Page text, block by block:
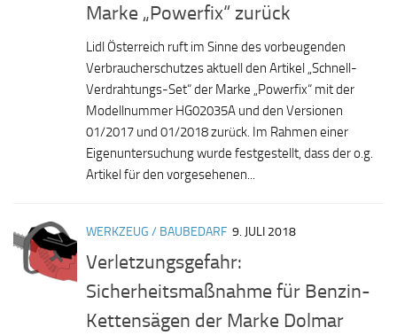
Marke „Powerfix“ zurück
Lidl Österreich ruft im Sinne des vorbeugenden
Verbraucherschutzes aktuell den Artikel „Schnell-
Verdrahtungs-Set“ der Marke „Powerfix“ mit der
Modellnummer HG02035A und den Versionen
01/2017 und 01/2018 zurück. Im Rahmen einer
Eigenuntersuchung wurde festgestellt, dass der o.g.
Artikel für den vorgesehenen...
WERKZEUG / BAUBEDARF 9. JULI 2018
Verletzungsgefahr:
Sicherheitsmaßnahme für Benzin-
Kettensägen der Marke Dolmar